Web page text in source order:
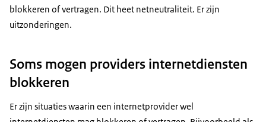
blokkeren of vertragen. Dit heet netneutraliteit. Er zijn
uitzonderingen.
Soms mogen providers internetdiensten
blokkeren
Er zijn situaties waarin een internetprovider wel